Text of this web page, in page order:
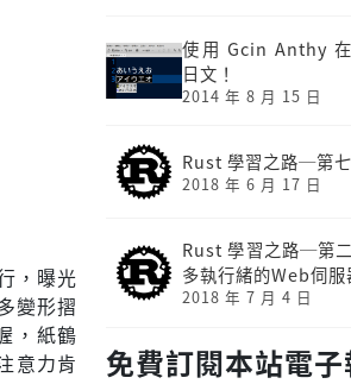
，曝光
變形摺
，紙鶴
意力肯
使用 Gcin Anthy
日文！
2014 年 8 月 15 日
Rust 學習之路─第
2018 年 6 月 17 日
Rust 學習之路─第
多執行緒的Web伺服
2018 年 7 月 4 日
免費訂閱本站電子